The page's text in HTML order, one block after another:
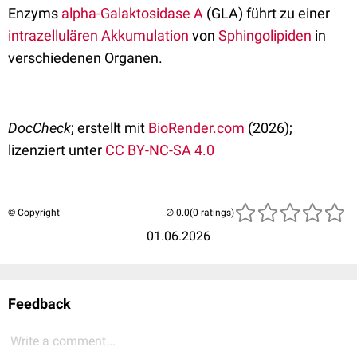
Enzyms alpha-Galaktosidase A (GLA) führt zu einer
intrazellulären Akkumulation von Sphingolipiden in
verschiedenen Organen.
DocCheck; erstellt mit BioRender.com (2026);
lizenziert unter CC BY-NC-SA 4.0
© Copyright
01.06.2026
(0 ratings)
Feedback
Write a comment...